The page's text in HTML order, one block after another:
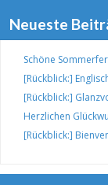
Neueste
Schöne
[Rückblick:]
[Rückblick:]
Herzlichen
[Rückblick:]